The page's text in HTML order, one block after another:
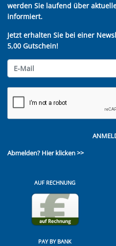
werden Sie laufend über
informiert.
Jetzt erhalten Sie bei einer
5,00 Gutschein!
Abmelden? Hier klicken >>
AUF RECHNUNG
PAY BY BANK